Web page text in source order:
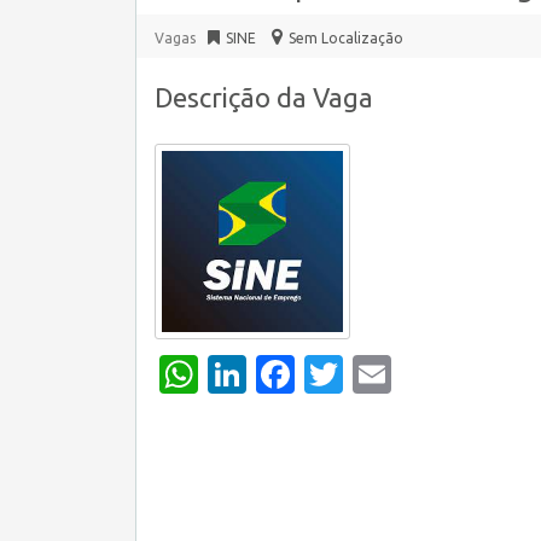
Vagas SINE Sem Localização
Descrição da Vaga
WhatsApp
LinkedIn
Facebook
Twitter